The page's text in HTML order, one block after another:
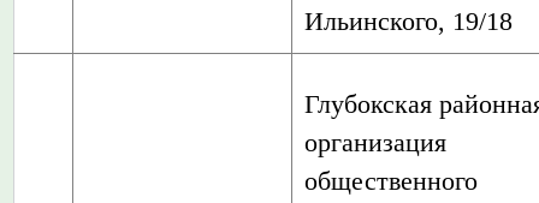
Ильинского, 19/18
Глубокская
организация
общественного